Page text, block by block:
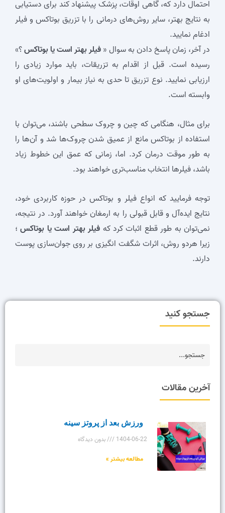
احتمال دارد که، گاهی اوقات، پزشک پیشنهاد کند برای دستیابی
به نتایج بهتر، سایر روش‌های درمانی را با تزریق بوتاکس و فیلر
ادغام نمایید.
در آخر، زمان پاسخ دادن به سوال «فیلر بهتر است یا بوتاکس؟»
رسیده است. قبل از اقدام به تزریقات، باید موارد زیادی را
ارزیابی نمایید. نوع تزریق تا حدی به نیاز بیمار و اولویت‌های او
وابسته است.
برای مثال، هنگامی که چین و چروک سطحی باشند، می‌توان با
استفاده از بوتاکس مانع از عمیق شدن چروک‌ها شد و آن‌ها را
به طور موقت درمان کرد. اما، زمانی که عمق این خطوط زیاد
باشد، فیلرها انتخاب مناسب‌تری خواهند بود.
توجه فرمایید که انواع فیلر و بوتاکس در حوزه کاربردی خود،
نتایج ایده‌آل و قابل قبولی را به ارمغان خواهند آورد. در نتیجه،
نمی‌توان به طور قطع اثبات کرد که فیلر بهتر است یا بوتاکس؛
زیرا هردو روش، اثرات شگفت انگیزی بر روی جوان‌سازی پوست
دارند.
جستجو کنید
آخرین مقالات
ورزش بعد از پروتز سینه
1404-06-22
بدون دیدگاه
مطالعه بیشتر »